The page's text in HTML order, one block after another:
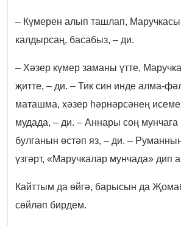
– Күмерен алып ташлап,
калдырсаң, басабыз, – ди.
– Хәзер күмер заманы үтте,
җитте, – ди. – Тик син инде алма-
маташма, хәзер һәрнәрсәнең
мудада, – ди. – Аннары соң мунчага
булганын өстәп яз, – ди. –
үзгәрт, «Маручкалар мунчада» дип
Кайттым да өйгә, барысын да
сөйләп бирдем.